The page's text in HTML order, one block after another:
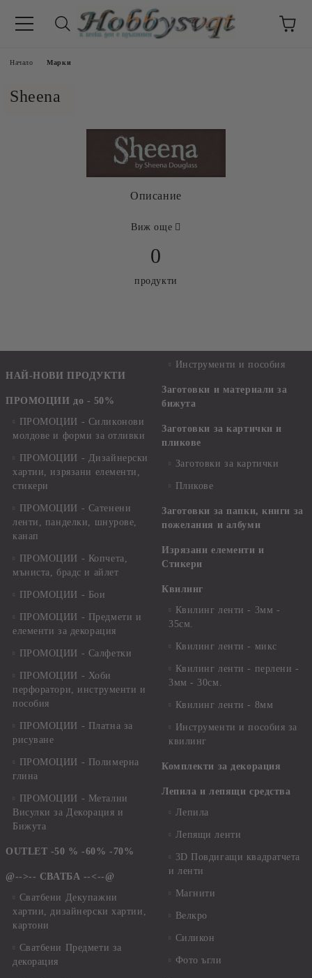
Начало Марки
Sheena
Описание
Виж още
0
продукти
НАЙ-НОВИ ПРОДУКТИ
ПРОМОЦИИ до - 50%
ПРОМОЦИИ - Силиконови
молдове и форми за отливки
ПРОМОЦИИ - Дизайнерски
хартии, изрязани елементи,
стикери
ПРОМОЦИИ - Сатенени
ленти, панделки, шнурове,
канап
ПРОМОЦИИ - Копчета,
мъниста, брадс и айлет
ПРОМОЦИИ - Бои
ПРОМОЦИИ - Предмети и
елементи за декорация
ПРОМОЦИИ - Салфетки
ПРОМОЦИИ - Хоби
перфоратори, инструменти и
пособия
ПРОМОЦИИ - Платна за
рисуване
ПРОМОЦИИ - Полимерна
глина
ПРОМОЦИИ - Метални
Висулки за Декорация и
Бижута
OUTLET -50 % -60% -70%
@-->-- СВАТБА --<--@
Сватбени Декупажни
хартии, дизайнерски хартии,
картони
Сватбени Предмети за
декорация
Инструменти и пособия
Заготовки и материали за
бижута
Заготовки за картички и
пликове
Заготовки за картички
Пликове
Заготовки за папки, книги за
пожелания и албуми
Изрязани елементи и
Стикери
Квилинг
Квилинг ленти - 3мм -
35см.
Квилинг ленти - микс
Квилинг ленти - перлени -
3мм - 30см.
Квилинг ленти - 8мм
Инструменти и пособия за
квилинг
Комплекти за декорация
Лепила и лепящи средства
Лепила
Лепящи ленти
3D Повдигащи квадратчета
и ленти
Магнити
Велкро
Силикон
Фото ъгли